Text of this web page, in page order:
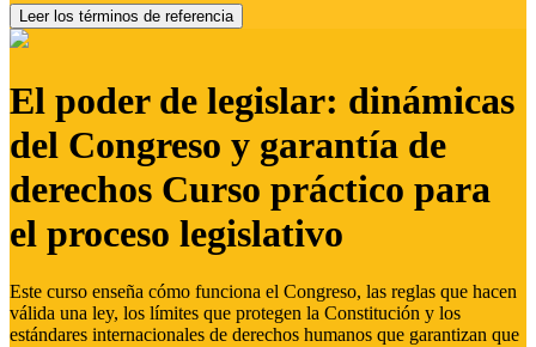
Leer los términos de referencia
El poder de legislar: dinámicas
del Congreso y garantía de
derechos Curso práctico para
el proceso legislativo
Este curso enseña cómo funciona el Congreso, las reglas que hacen
válida una ley, los límites que protegen la Constitución y los
estándares internacionales de derechos humanos que garantizan que